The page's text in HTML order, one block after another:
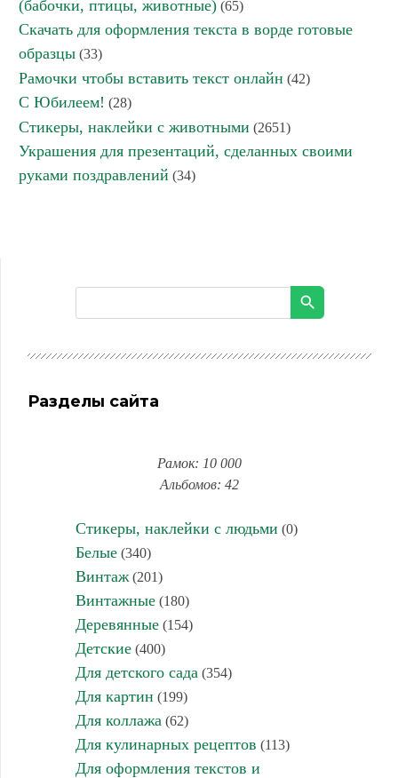
(бабочки, птицы, животные) (65)
Скачать для оформления текста в ворде готовые
образцы (33)
Рамочки чтобы вставить текст онлайн (42)
С Юбилеем! (28)
Стикеры, наклейки с животными (2651)
Украшения для презентаций, сделанных своими
руками поздравлений (34)
Разделы сайта
Рамок: 10 000
Альбомов: 42
Стикеры, наклейки с людьми (0)
Белые(340)
Винтаж(201)
Винтажные(180)
Деревянные(154)
Детские(400)
Для детского сада (354)
Для картин (199)
Для коллажа (62)
Для кулинарных рецептов (113)
Для оформления текстов и